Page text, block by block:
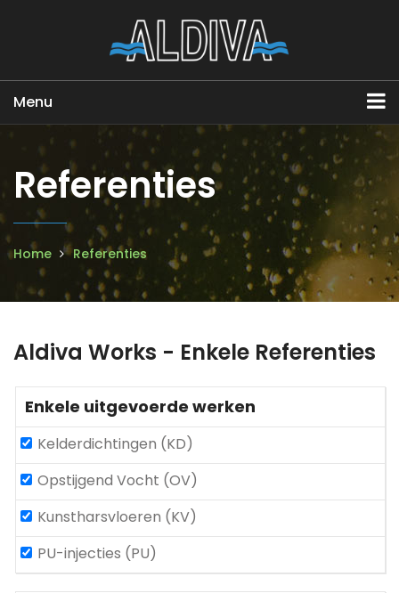
Menu
Referenties
Home Referenties
Aldiva Works - Enkele Referenties
Enkele uitgevoerde werken
Kelderdichtingen (KD)
Opstijgend Vocht (OV)
Kunstharsvloeren (KV)
PU-injecties (PU)